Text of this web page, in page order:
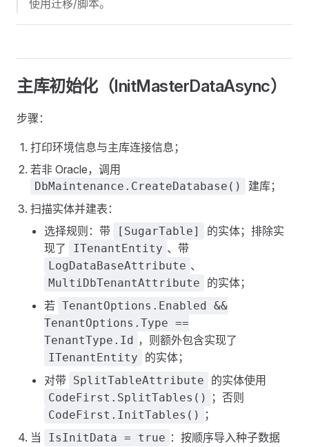
使用迁移/脚本。
主库初始化（InitMasterDataAsync）
步骤：
打印环境信息与主库连接信息；
若非 Oracle，调用
DbMaintenance.CreateDatabase()
建库；
扫描实体并建表：
选择规则：带
[SugarTable]
的实体；排除实
现了
ITenantEntity 、带
LogDataBaseAttribute 、
MultiDbTenantAttribute
的实体；
若 TenantOptions.Enabled &&
TenantOptions.Type ==
TenantType.Id ，则额外包含实现了
ITenantEntity
的实体；
对带 SplitTableAttribute 的实体使用
CodeFirst.SplitTables() ；否则
CodeFirst.InitTables()
；
当
IsInitData = true ：按顺序导入种子数据